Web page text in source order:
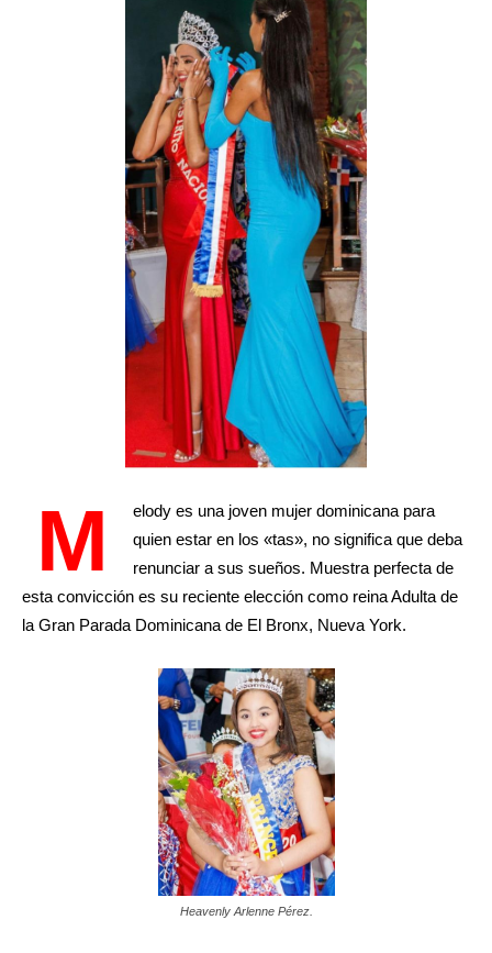
M
elody es una joven mujer dominicana para
quien estar en los «tas», no significa que deba
renunciar a sus sueños. Muestra perfecta de
esta convicción es su reciente elección como reina Adulta de
la Gran Parada Dominicana de El Bronx, Nueva York.
Heavenly Arlenne Pérez.